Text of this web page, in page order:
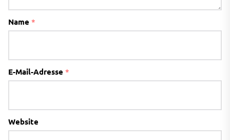
Name *
E-Mail-Adresse *
Website